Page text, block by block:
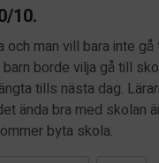
10.
och man vill bara inte
borde vilja gå till
tills nästa dag.
ända bra med skolan
byta skola.